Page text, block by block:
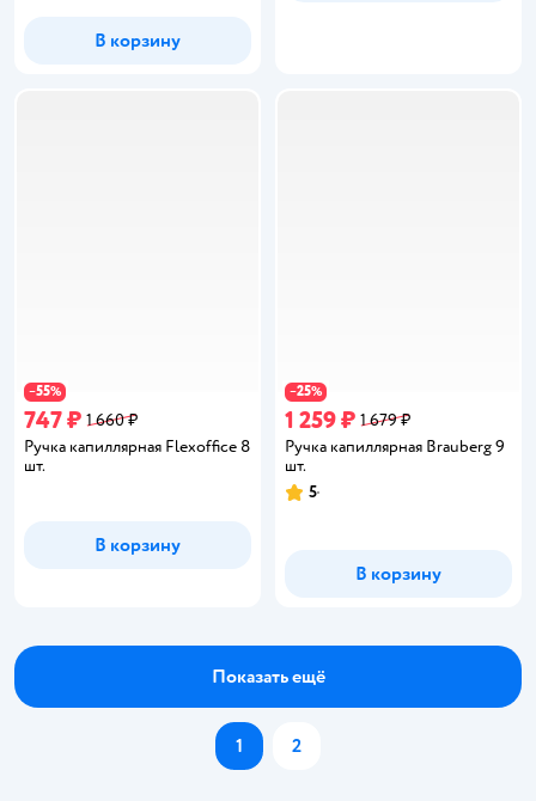
В корзину
−55%
747 ₽ 1 660 ₽
Ручка капиллярная Flexoffice 8
шт.
В корзину
−25%
1 259 ₽ 1 679 ₽
Ручка капиллярная Brauberg 9
шт.
Рейтинг:
5
В корзину
Показать ещё
1 2